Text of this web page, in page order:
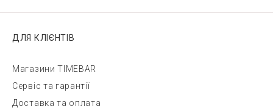
ДЛЯ КЛІЄНТІВ
Магазини TIMEBAR
Сервіс та гарантії
Доставка та оплата